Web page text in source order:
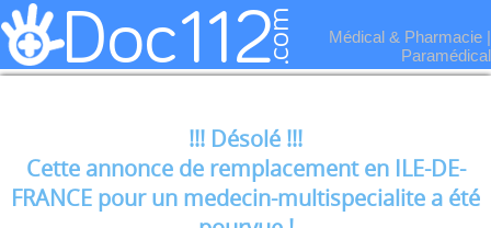
Médical & Pharmacie |
Paramédical
!!! Désolé !!!
Cette annonce de remplacement en ILE-DE-
FRANCE pour un medecin-multispecialite a été